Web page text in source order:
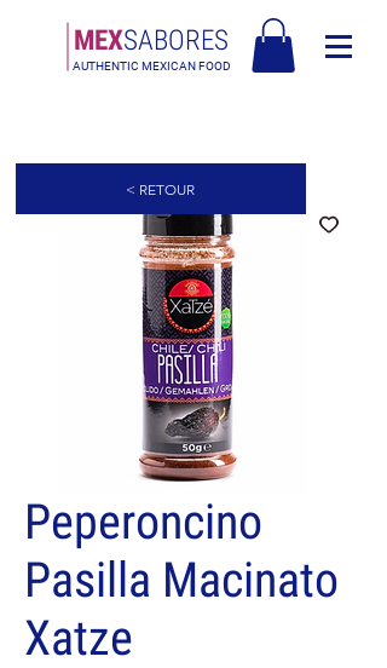
MEXSABORES
AUTHENTIC MEXICAN FOOD
Peperoncino
Pasilla Macinato
Xatze
< RETOUR